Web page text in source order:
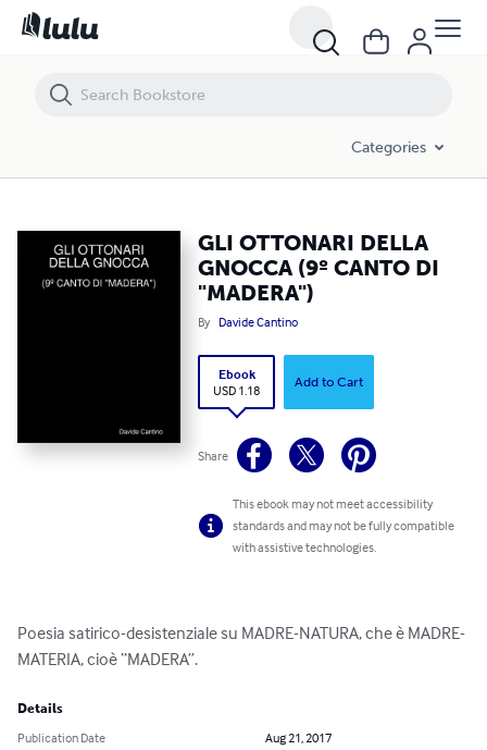
Categories
GLI OTTONARI DELLA
GNOCCA (9º CANTO DI
"MADERA")
By Davide Cantino
Ebook
USD 1.18
Add to Cart
Share
This ebook may not meet accessibility
standards and may not be fully compatible
with assistive technologies.
Poesia satirico-desistenziale su MADRE-NATURA, che è MADRE-
MATERIA, cioè “MADERA”.
Details
Publication Date
Aug 21, 2017
GLI OTTONARI DELLA GNOCCA (9º CANTO DI "MADERA")